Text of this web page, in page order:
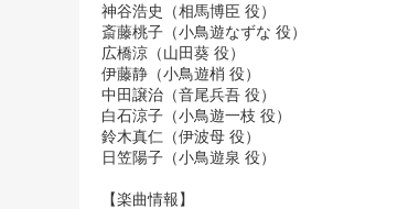
神谷浩史（相馬博臣 役）
斎藤桃子（小鳥遊なずな 役）
広橋涼（山田葵 役）
伊藤静（小鳥遊梢 役）
中田譲治（音尾兵吾 役）
白石涼子（小鳥遊一枝 役）
鈴木真仁（伊波母 役）
日笠陽子（小鳥遊泉 役）
【楽曲情報】